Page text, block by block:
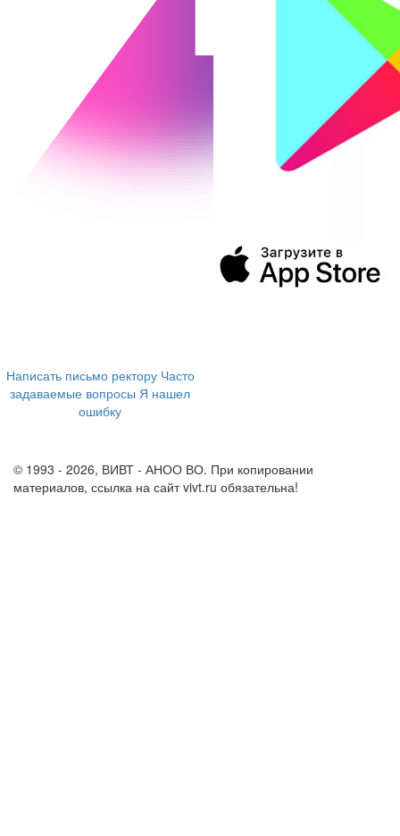
Написать письмо ректору Часто
задаваемые вопросы Я нашел
ошибку
© 1993 - 2026, ВИВТ - АНОО ВО. При копировании
материалов, ссылка на сайт vivt.ru обязательна!